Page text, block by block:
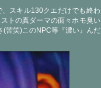
スキル130クエだけでも終わ
トの真ダーマの面々ホモ臭い
(苦笑)このNPC等『濃い』んだ